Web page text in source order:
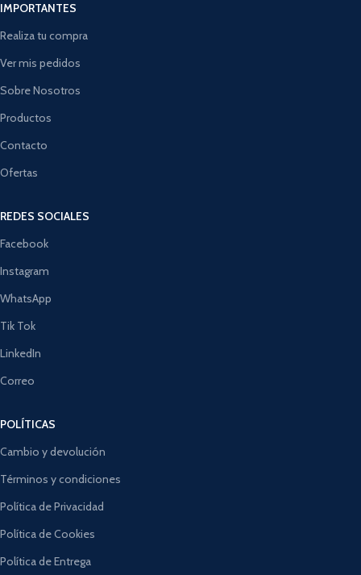
IMPORTANTES
Realiza tu compra
Ver mis pedidos
Sobre Nosotros
Productos
Contacto
Ofertas
REDES SOCIALES
Facebook
Instagram
WhatsApp
Tik Tok
LinkedIn
Correo
POLÍTICAS
Cambio y devolución
Términos y condiciones
Política de Privacidad
Política de Cookies
Política de Entrega